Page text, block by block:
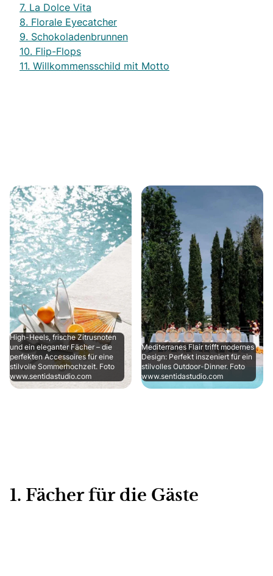
7. La Dolce Vita
8. Florale Eyecatcher
9. Schokoladenbrunnen
10. Flip-Flops
11. Willkommensschild mit Motto
High-Heels, frische Zitrusnoten
und ein eleganter Fächer – die
perfekten Accessoires für eine
stilvolle Sommerhochzeit. Foto
www.sentidastudio.com
Mediterranes Flair trifft modernes
Design: Perfekt inszeniert für ein
stilvolles Outdoor-Dinner. Foto
www.sentidastudio.com
1. Fächer für die Gäste